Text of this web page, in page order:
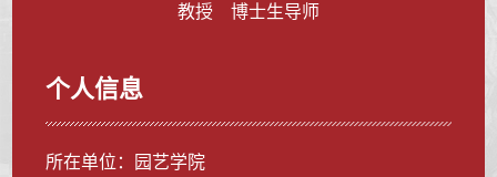
教授 博士生导师
个人信息
所在单位：园艺学院